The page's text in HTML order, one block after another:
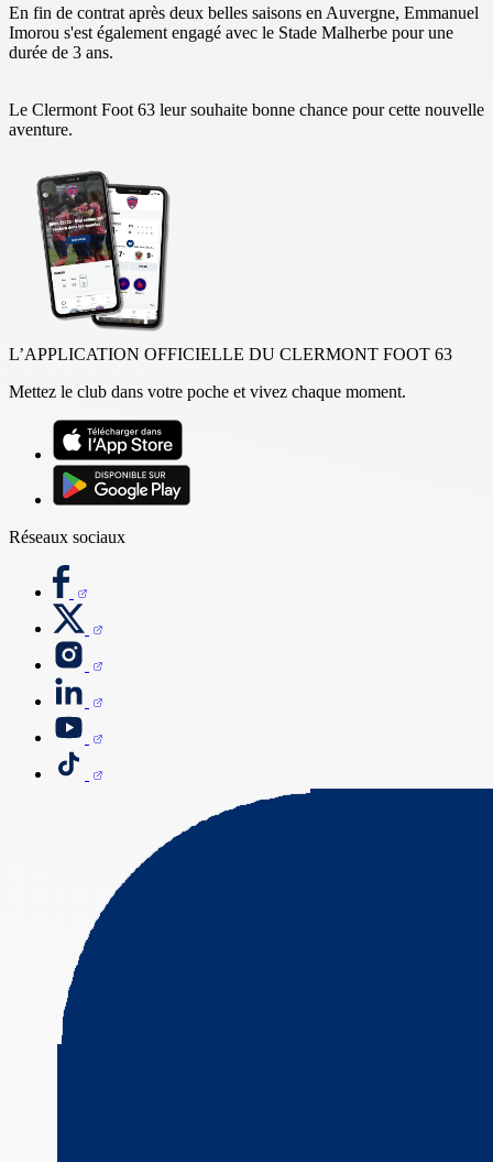
En fin de contrat après deux belles saisons en Auvergne, Emmanuel
Imorou s'est également engagé avec le Stade Malherbe pour une
durée de 3 ans.
Le Clermont Foot 63 leur souhaite bonne chance pour cette nouvelle
aventure.
L’APPLICATION OFFICIELLE DU CLERMONT FOOT 63
Mettez le club dans votre poche et vivez chaque moment.
Réseaux sociaux